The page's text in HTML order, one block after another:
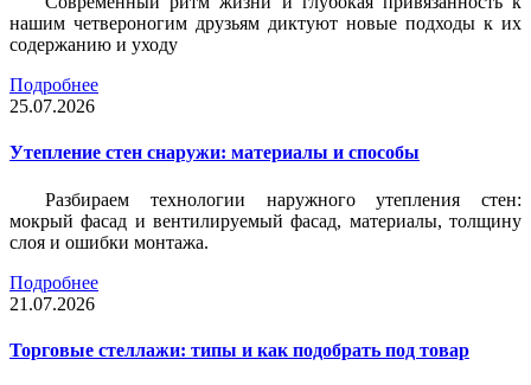
нашим четвероногим друзьям диктуют новые подходы к их
содержанию и уходу
Подробнее
25.07.2026
Утепление стен снаружи: материалы и способы
Разбираем технологии наружного утепления стен:
мокрый фасад и вентилируемый фасад, материалы, толщину
слоя и ошибки монтажа.
Подробнее
21.07.2026
Торговые стеллажи: типы и как подобрать под товар